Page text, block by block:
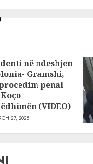
në ndeshjen
Gramshi,
penal
(VIDEO)
27, 2025